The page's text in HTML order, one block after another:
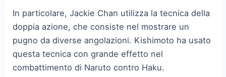
In particolare, Jackie Chan utilizza la tecnica della
doppia azione, che consiste nel mostrare un
pugno da diverse angolazioni. Kishimoto ha usato
questa tecnica con grande effetto nel
combattimento di Naruto contro Haku.